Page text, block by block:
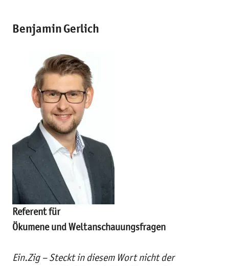
Benjamin Gerlich
Referent für
Ökumene und Weltanschauungsfragen
Ein.Zig – Steckt in diesem Wort nicht der